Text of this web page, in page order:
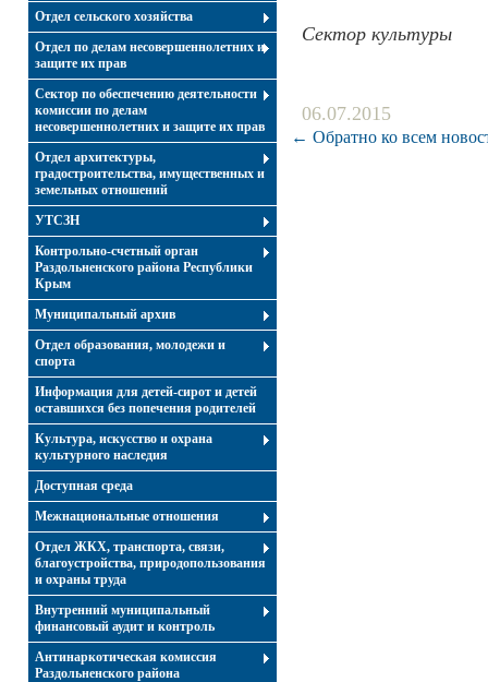
Отдел сельского хозяйства
Отдел по делам несовершеннолетних и
защите их прав
Сектор по обеспечению деятельности
комиссии по делам
несовершеннолетних и защите их прав
Отдел архитектуры,
градостроительства, имущественных и
земельных отношений
УТСЗН
Контрольно-счетный орган
Раздольненского района Республики
Крым
Муниципальный архив
Отдел образования, молодежи и
спорта
Информация для детей-сирот и детей
оставшихся без попечения родителей
Культура, искусство и охрана
культурного наследия
Доступная среда
Межнациональные отношения
Отдел ЖКХ, транспорта, связи,
благоустройства, природопользования
и охраны труда
Внутренний муниципальный
финансовый аудит и контроль
Антинаркотическая комиссия
Раздольненского района
Сектор культуры
06.07.2015
← Обратно ко всем